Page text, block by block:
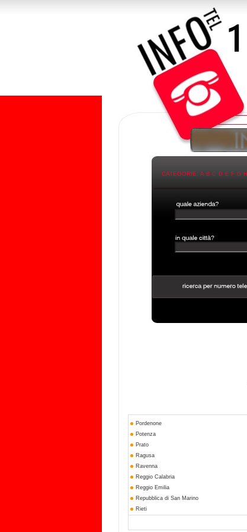
CATEGORIE: A B C D E F G H
Pordenone
Potenza
Prato
Ragusa
Ravenna
Reggio Calabria
Reggio Emilia
Repubblica di San Marino
Rieti